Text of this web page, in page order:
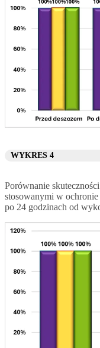
WYKRES 4
Porównanie
stosowanymi w
po 24 godzinach od